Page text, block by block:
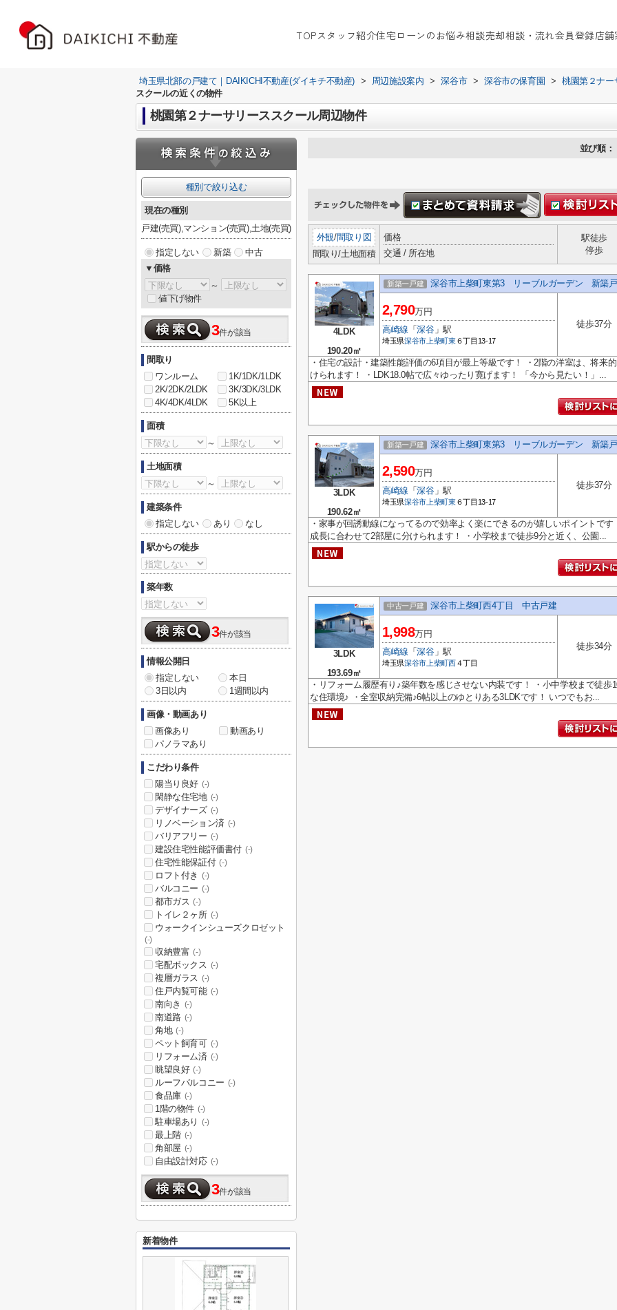
TOPスタッフ紹介住宅ローンのお悩み相談売却相談・流れ会員登録店
埼玉県北部の戸建て｜DAIKICHI不動産(ダイキチ不動産) > 周辺施設案内 > 深谷市 > 深谷市の保育園 >
桃園第２ナー
スクールの近くの物件
桃園第２ナーサリーススクール周辺物件
並び順：
外観/間取り図
間取り/土地面積
価格
交通 / 所在地
駅徒歩
停歩
4LDK
190.20㎡
新築一戸建 深谷市上柴町東第3 リーブルガーデン 新築
2,790万円
高崎線 「深谷」駅
埼玉県深谷市上柴町東６丁目13-17
徒歩37分
・住宅の設計・建築性能評価の6項目が最上等級です！ ・2階の洋室は、将来
けられます！ ・LDK18.0帖で広々ゆったり寛げます！ 「今から見たい！」...
3LDK
190.62㎡
新築一戸建 深谷市上柴町東第3 リーブルガーデン 新
2,590万円
高崎線 「深谷」駅
埼玉県深谷市上柴町東６丁目13-17
徒歩37分
・家事が回誘動線になってるので効率よく楽にできるのが嬉しいポイントで
成長に合わせて2部屋に分けられます！ ・小学校まで徒歩9分と近く、公園...
3LDK
193.69㎡
中古一戸建 深谷市上柴町西4丁目 中古戸建
1,998万円
高崎線 「深谷」駅
埼玉県深谷市上柴町西４丁目
徒歩34分
・リフォーム履歴有り♪築年数を感じさせない内装です！ ・小中学校まで徒
な住環境♪ ・全室収納完備♪6帖以上のゆとりある3LDKです！ いつでもお...
種別で絞り込む
現在の種別
戸建(売買),マンション(売買),土地(売買)
指定しない 新築
中古
▼価格
～
値下げ物件
3件が該当
間取り
ワンルーム
1K/1DK/1LDK
2K/2DK/2LDK
3K/3DK/3LDK
4K/4DK/4LDK
5K以上
面積
～
土地面積
～
建築条件
指定しない
あり なし
駅からの徒歩
築年数
3件が該当
情報公開日
指定しない
本日
3日以内
1週間以内
画像・動画あり
画像あり
動画あり
パノラマあり
こだわり条件
陽当り良好 (-)
閑静な住宅地 (-)
デザイナーズ (-)
リノベーション済 (-)
バリアフリー (-)
建設住宅性能評価書付 (-)
住宅性能保証付 (-)
ロフト付き (-)
バルコニー (-)
都市ガス (-)
トイレ２ヶ所 (-)
ウォークインシューズクロゼット
(-)
収納豊富 (-)
宅配ボックス (-)
複層ガラス (-)
住戸内覧可能 (-)
南向き (-)
南道路 (-)
角地 (-)
ペット飼育可 (-)
リフォーム済 (-)
眺望良好 (-)
ルーフバルコニー (-)
食品庫 (-)
1階の物件 (-)
駐車場あり (-)
最上階 (-)
角部屋 (-)
自由設計対応 (-)
3件が該当
新着物件